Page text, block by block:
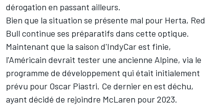
dérogation en passant ailleurs.
Bien que la situation se présente mal pour Herta, Red
Bull continue ses préparatifs dans cette optique.
Maintenant que la saison d'IndyCarest finie,
l'Américain devrait tester une ancienne Alpine, via le
programme de développement qui était initialement
prévu pour Oscar Piastri. Ce dernier en est déchu,
ayant décidé de rejoindre McLaren pour 2023.